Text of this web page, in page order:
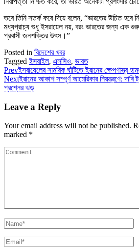
তবে তিনি সতর্ক করে দিয়ে বলেন, “ভারতের উচিত হবে
মধ্যপ্রাচ্য শুধু ইসরায়েল নয়, বরং ভারতের জন্য এক
প্রবাসী জনশক্তির উৎস।”
Posted in বিদেশের খবর
Taggedইসরাইল, এসসিও, ভারত
Prevইসরায়েলের সামরিক ঘাঁটিতে ইরানের ক্ষেপণাস্ত্র
Nextইরানের আকাশ সম্পূর্ণ আমেরিকার নিয়ন্ত্রণে:
প্রশ্নের ঝড়
Leave a Reply
Your email address will not be published.
marked *